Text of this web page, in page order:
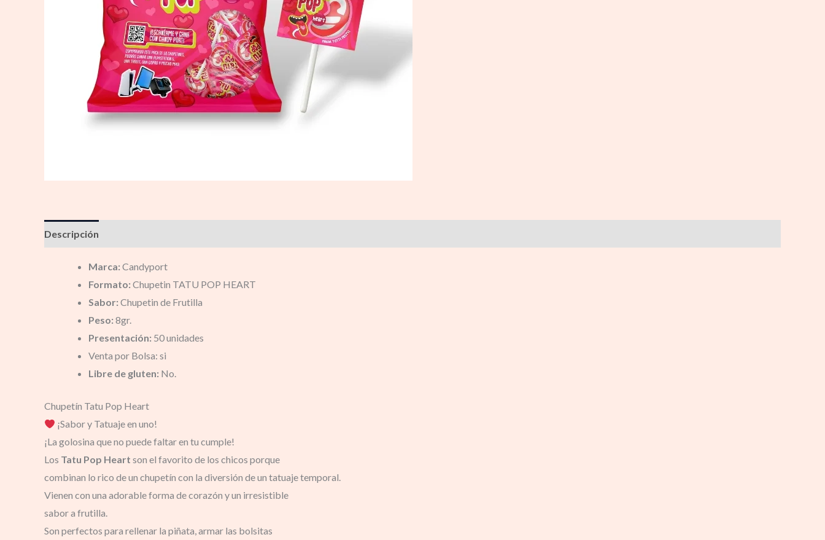
Descripción
Marca: Candyport
Formato: Chupetin TATU POP HEART
Sabor: Chupetin de Frutilla
Peso: 8gr.
Presentación: 50 unidades
Venta por Bolsa: si
Libre de gluten: No.
Chupetín Tatu Pop Heart
¡Sabor y Tatuaje en uno!
¡La golosina que no puede faltar en tu cumple!
Los Tatu Pop Heart son el favorito de los chicos porque
combinan lo rico de un chupetín con la diversión de un tatuaje temporal.
Vienen con una adorable forma de corazón y un irresistible
sabor a frutilla.
Son perfectos para rellenar la piñata, armar las bolsitas